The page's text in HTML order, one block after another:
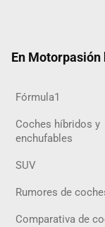
En Motorpasión
Fórmula1
Coches híbridos y
enchufables
SUV
Rumores de
Comparativa de